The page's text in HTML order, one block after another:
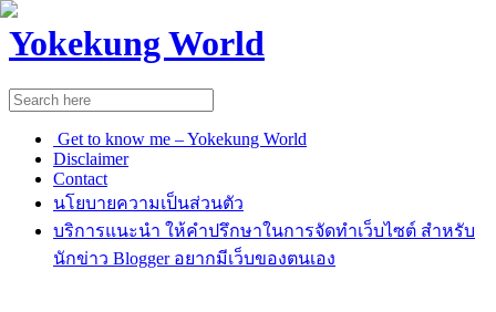
Yokekung World
Get to know me – Yokekung World
Disclaimer
Contact
นโยบายความเป็นส่วนตัว
บริการแนะนำ ให้คำปรึกษาในการจัดทำเว็บไซต์ สำหรับ
นักข่าว Blogger อยากมีเว็บของตนเอง